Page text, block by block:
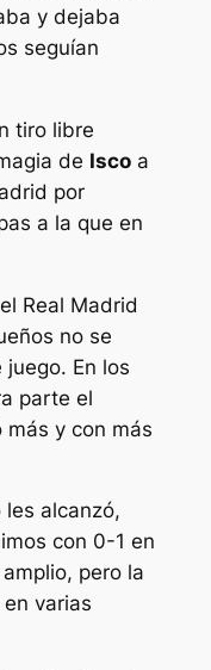
y dejaba
seguían
tiro libre
de Iscoa
por
a la que en
Real Madrid
no se
En los
parte el
más y con más
alcanzó,
con 0-1 en
pero la
varias